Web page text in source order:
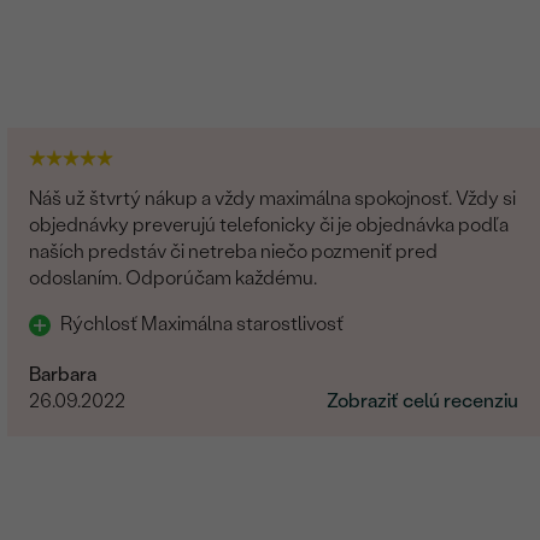
Náš už štvrtý nákup a vždy maximálna spokojnosť. Vždy si
objednávky preverujú telefonicky či je objednávka podľa
naších predstáv či netreba niečo pozmeniť pred
odoslaním. Odporúčam každému.
Rýchlosť Maximálna starostlivosť
Barbara
26.09.2022
Zobraziť celú recenziu